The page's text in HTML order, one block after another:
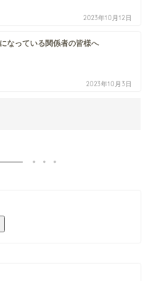
2023年10月12日
なっている関係者の皆様へ
2023年10月3日